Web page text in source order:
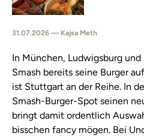
31.07.2026 — Kajsa Meth
In München, Ludwigsburg
Smash bereits seine Burger
ist Stuttgart an der Reihe. In
Smash-Burger-Spot seinen
bringt damit ordentlich
bisschen fancy mögen. Bei